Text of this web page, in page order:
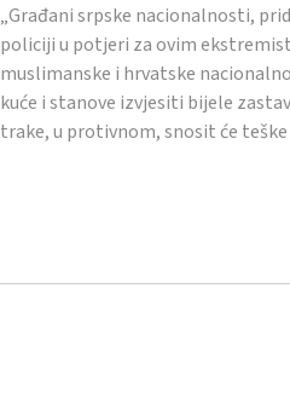
„Građani srpske nacionalnosti,
policiji u potjeri za ovim
muslimanske i hrvatske
kuće i stanove izvjesiti bijele
trake, u protivnom, snosit će teške